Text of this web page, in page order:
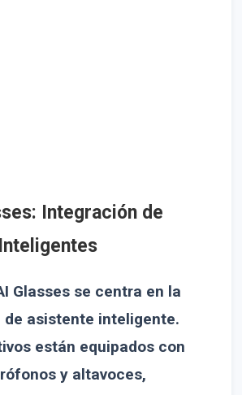
Integración de
Glasses se centra en la
asistente inteligente.
están equipados con
y altavoces,